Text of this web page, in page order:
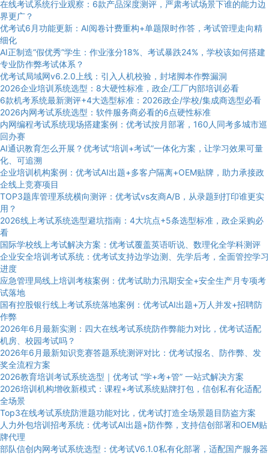
在线考试系统行业观察：6款产品深度测评，严肃考试场景下谁的能力边
界更广？
优考试6月功能更新：AI阅卷计费重构+单题限时作答，考试管理走向精
细化
AI正制造“假优秀”学生：作业涨分18%、考试暴跌24%，学校该如何搭建
专业防作弊考试体系？
优考试局域网v6.2.0上线：引入人机校验，封堵脚本作弊漏洞
2026企业培训系统选型：8大硬性标准，政企/工厂内部培训必看
6款机考系统最新测评+4大选型标准：2026政企/学校/集成商选型必看
2026内网考试系统选型：软件服务商必看的6点硬性标准
内网编程考试系统现场搭建案例：优考试按月部署，160人同考多城市巡
回办赛
AI通识教育怎么开展？优考试“培训+考试”一体化方案，让学习效果可量
化、可追溯
企业培训机构案例：优考试AI出题+多客户隔离+OEM贴牌，助力承接政
企线上竞赛项目
TOP3题库管理系统横向测评：优考试vs友商A/B，从录题到打印谁更实
用？
2026线上考试系统选型避坑指南：4大坑点+5条选型标准，政企采购必
看
国际学校线上考试解决方案：优考试覆盖英语听说、数理化全学科测评
企业安全培训考试系统：优考试支持边学边测、先学后考，全面管控学习
进度
应急管理局线上培训考核案例：优考试助力汛期安全+安全生产月专项考
试落地
国有控股银行线上考试系统落地案例：优考试AI出题+万人并发+招聘防
作弊
2026年6月最新实测：四大在线考试系统防作弊能力对比，优考试适配
机房、校园考试吗？
2026年6月最新知识竞赛答题系统测评对比：优考试报名、防作弊、发
奖全流程方案
2026教育培训考试系统选型｜优考试 “学+考+管” 一站式解决方案
2026培训机构增收新模式：课程+考试系统贴牌打包，信创私有化适配
全场景
Top3在线考试系统防泄题功能对比，优考试打造全场景题目防盗方案
人力外包培训招考系统：优考试AI出题+防作弊，支持信创部署和OEM贴
牌代理
部队信创内网考试系统选型：优考试V6.1.0私有化部署，适配国产服务器